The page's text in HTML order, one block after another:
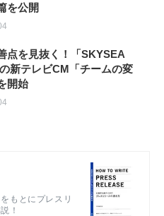
を公開
点を見抜く！「SKYSEA
新テレビCM「チームの変
開始
もとにプレスリ
！